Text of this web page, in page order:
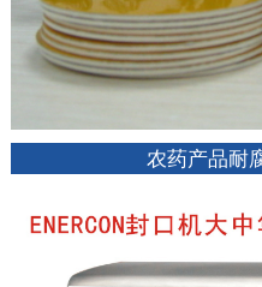
农药产品耐